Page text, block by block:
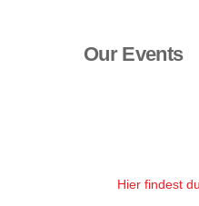
Our Events
Hier findest